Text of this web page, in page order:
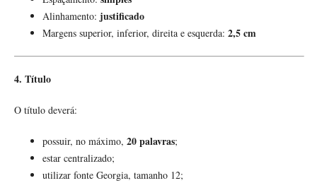
Alinhamento: justificado
Margens superior, inferior, direita e esquerda: 2,5 cm
4. Título
O título deverá:
possuir, no máximo, 20 palavras;
estar centralizado;
utilizar fonte Georgia, tamanho 12;